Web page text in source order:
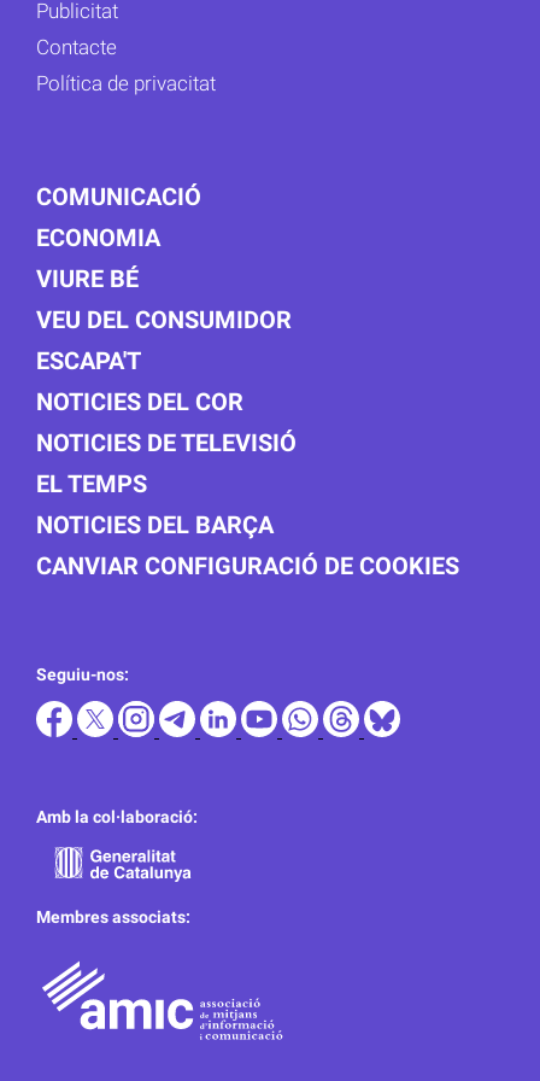
Publicitat
Contacte
Política de privacitat
COMUNICACIÓ
ECONOMIA
VIURE BÉ
VEU DEL CONSUMIDOR
ESCAPA'T
NOTICIES DEL COR
NOTICIES DE TELEVISIÓ
EL TEMPS
NOTICIES DEL BARÇA
CANVIAR CONFIGURACIÓ DE COOKIES
Seguiu-nos:
Amb la col·laboració:
Membres associats: